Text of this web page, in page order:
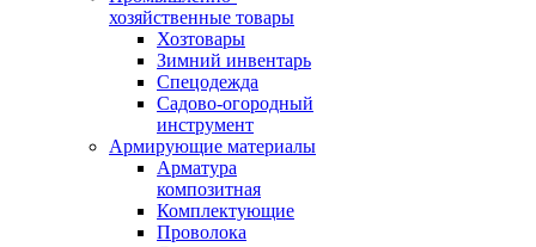
хозяйственные товары
Хозтовары
Зимний инвентарь
Спецодежда
Садово-огородный
инструмент
Армирующие материалы
Арматура
композитная
Комплектующие
Проволока